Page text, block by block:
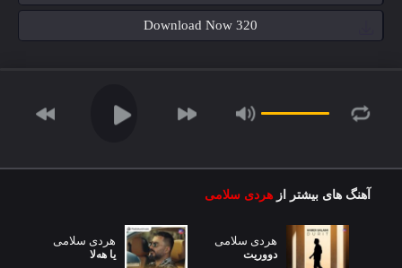
Download Now 320
آهنگ های بیشتر از هردی سلامی
هردی سلامی
دووریت
هردی سلامی
یا هەلا